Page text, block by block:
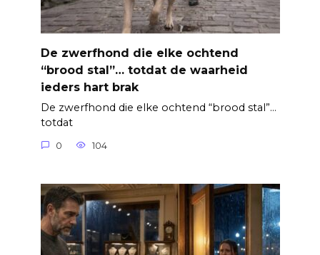
De zwerfhond die elke ochtend
“brood stal”… totdat de waarheid
ieders hart brak
De zwerfhond die elke ochtend “brood stal”…
totdat
0 104